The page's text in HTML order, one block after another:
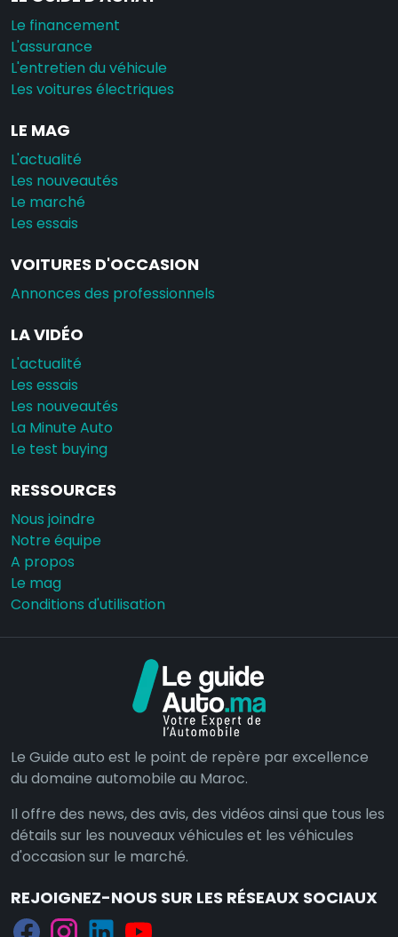
Le financement
L'assurance
L'entretien du véhicule
Les voitures électriques
LE MAG
L'actualité
Les nouveautés
Le marché
Les essais
VOITURES D'OCCASION
Annonces des professionnels
LA VIDÉO
L'actualité
Les essais
Les nouveautés
La Minute Auto
Le test buying
RESSOURCES
Nous joindre
Notre équipe
A propos
Le mag
Conditions d'utilisation
Le Guide auto est le point de repère par excellence
du domaine automobile au Maroc.
Il offre des news, des avis, des vidéos ainsi que tous les
détails sur les nouveaux véhicules et les véhicules
d'occasion sur le marché.
REJOIGNEZ-NOUS SUR LES RÉSEAUX SOCIAUX